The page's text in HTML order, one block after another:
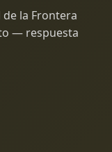
la Frontera
— respuesta